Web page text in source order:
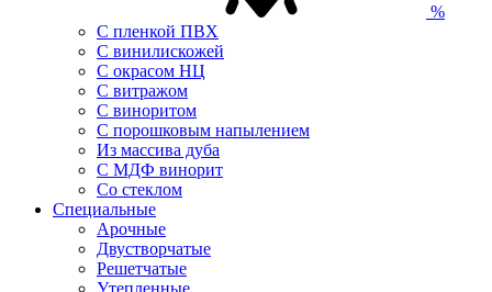
%
С пленкой ПВХ
С винилискожей
С окрасом НЦ
С витражом
С виноритом
С порошковым напылением
Из массива дуба
С МДФ винорит
Со стеклом
Специальные
Арочные
Двустворчатые
Решетчатые
Утепленные